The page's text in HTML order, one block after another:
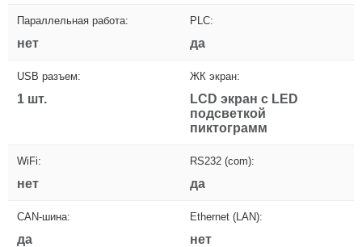
Параллельная работа:
нет
PLC:
да
USB разъем:
1 шт.
ЖК экран:
LCD экран с LED
подсветкой
пиктограмм
WiFi:
нет
RS232 (com):
да
CAN-шина:
да
Ethernet (LAN):
нет